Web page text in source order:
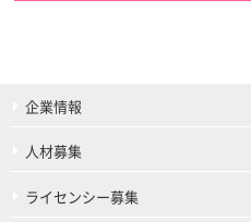
企業情報
人材募集
ライセンシー募集